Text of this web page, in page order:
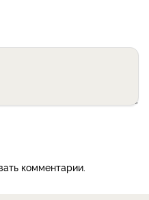
комментарии.